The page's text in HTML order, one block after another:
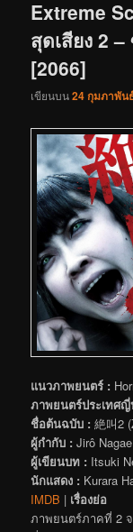
Extreme
สุดเสียง 2 –
[2066]
เขียนบน24 กุมภาพัน
แนวภาพยนตร์ :
ภาพยนตร์ประเทศ
ชื่อต้นฉบับ : 絶叫2
ผู้กำกับ : Jirô Nagae
ผู้เขียนบท : Itsuki
นักแสดง : Kurara
IMDB | เรื่องย่อ
ภาพยนตร์ภาคที่ 2